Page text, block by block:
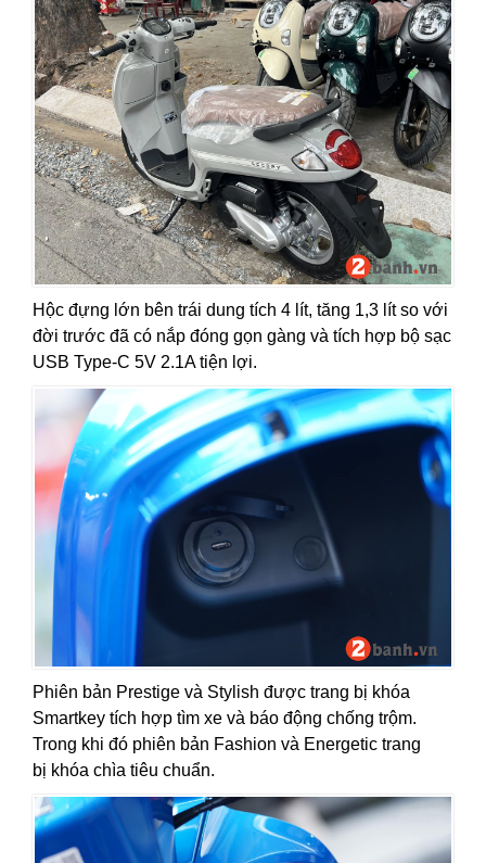
Hộc đựng lớn bên trái dung tích 4 lít, tăng 1,3 lít so với
đời trước đã có nắp đóng gọn gàng và tích hợp bộ sạc
USB Type-C 5V 2.1A tiện lợi.
Phiên bản Prestige và Stylish được trang bị khóa
Smartkey tích hợp tìm xe và báo động chống trộm.
Trong khi đó phiên bản Fashion và Energetic trang
bị khóa chìa tiêu chuẩn.